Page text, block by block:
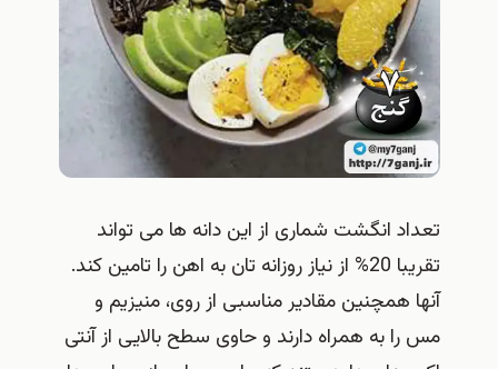
تعداد انگشت شماری از این دانه ها می تواند
تقریبا 20% از نیاز روزانه تان به اهن را تامین کند.
آنها همچنین مقادیر مناسبی از روی، منیزیم و
مس را به همراه دارند و حاوی سطح بالایی از آنتی